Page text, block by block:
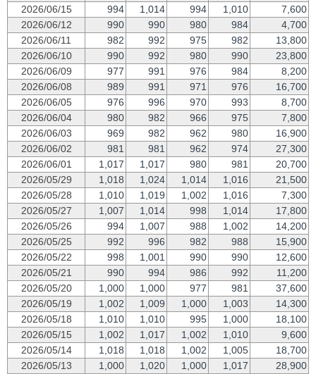
2026/06/15
994 1,014 994 1,010
7,600
2026/06/12
990 990 980 984
4,700
2026/06/11
982 992 975 982
13,800
2026/06/10
990 992 980 990
23,800
2026/06/09
977 991 976 984
8,200
2026/06/08
989 991 971 976
16,700
2026/06/05
976 996 970 993
8,700
2026/06/04
980 982 966 975
7,800
2026/06/03
969 982 962 980
16,900
2026/06/02
981 981 962 974
27,300
2026/06/01
1,017 1,017 980 981
20,700
2026/05/29
1,018 1,024 1,014 1,016
21,500
2026/05/28
1,010 1,019 1,002 1,016
7,300
2026/05/27
1,007 1,014 998 1,014
17,800
2026/05/26
994 1,007 988 1,002
14,200
2026/05/25
992 996 982 988
15,900
2026/05/22
998 1,001 990 990
12,600
2026/05/21
990 994 986 992
11,200
2026/05/20
1,000 1,000 977 981
37,600
2026/05/19
1,002 1,009 1,000 1,003
14,300
2026/05/18
1,010 1,010 995 1,000
18,100
2026/05/15
1,002 1,017 1,002 1,010
9,600
2026/05/14
1,018 1,018 1,002 1,005
18,700
2026/05/13
1,000 1,020 1,000 1,017
28,900